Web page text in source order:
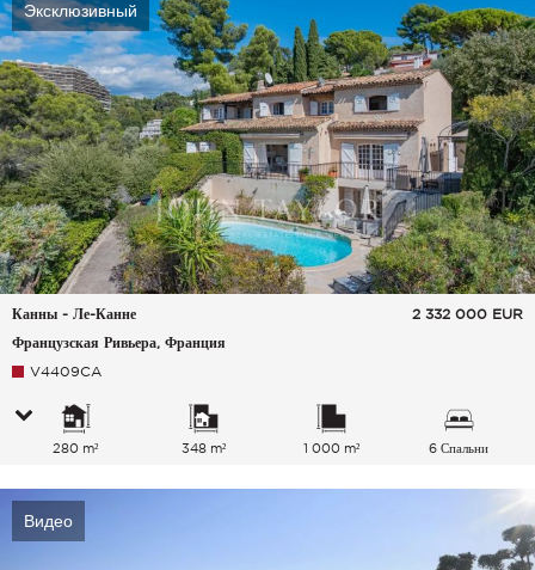
Эксклюзивный
Канны - Ле-Канне
Французская Ривьера, Франция
2 332 000 EUR
V4409CA
280 m² 348 m² 1 000 m² 6 Спальни
Видео